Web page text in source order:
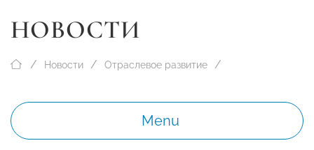
НОВОСТИ
Новости Отраслевое развитие
Menu